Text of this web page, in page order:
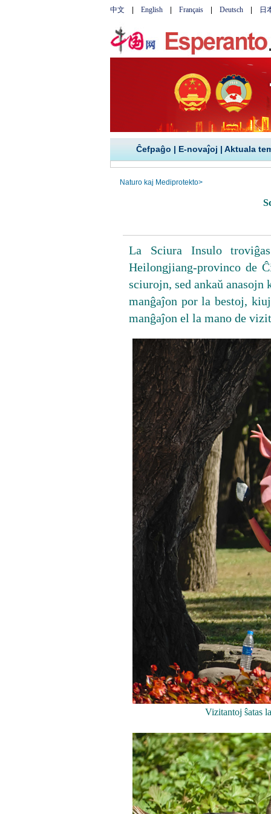
Ĉefpaĝo | E-novaĵoj | Aktuala
Naturo kaj Mediprotekto>
La Sciura Insulo
Heilongjiang-provinco de
sciurojn, sed ankaŭ
manĝaĵon por la bestoj,
manĝaĵon el la mano de
Vizitantoj ŝatas